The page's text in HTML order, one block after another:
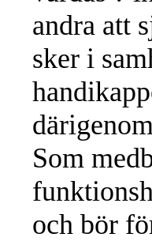
andra att
sker i
Som
och bör